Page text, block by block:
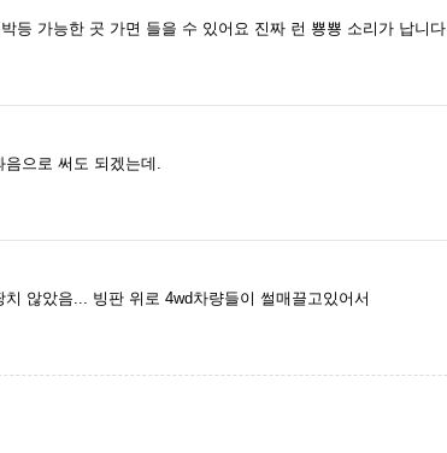
등 가능한 곳 가면 들을 수 있어요 진짜 런 뿅뿅 소리가 납니다
으로 써도 되겠는데.
않았음... 빙판 위로 4wd차량들이 썰매끌고있어서